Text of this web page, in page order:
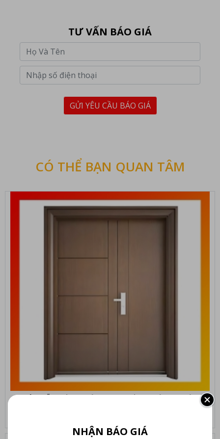
TƯ VẤN BÁO GIÁ
GỬI YÊU CẦU BÁO GIÁ
CÓ THỂ BẠN QUAN TÂM
NHẬN BÁO GIÁ